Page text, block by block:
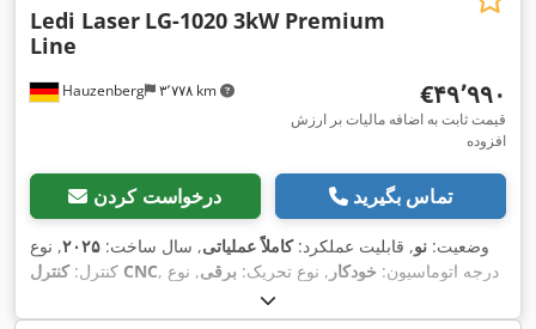
Hauzenberg ۳٬۷۷۸ km
Ledi Laser LG-1020 3kW Premium
Line
‎€۴۹٬۹۹۰
قیمت ثابت به اضافه مالیات بر ارزش
افزوده
درخواست کردن تماس بگیرید
وضعیت: نو, قابلیت عملکرد:کاملاً عملیاتی, سال ساخت: ۲۰۲۵, نوع
کنترل: کنترل CNC , درجه اتوماسیون: خودکار , نوع تحریک: برقی, نوع
لیزر:, سازنده منبع لیزر:MAX Photonics
۱۰ h
, توان لیزر:۳٬۰۰۰ وات , طول موج لیزر: ۱٬۰۷۰ nm, حداکثر